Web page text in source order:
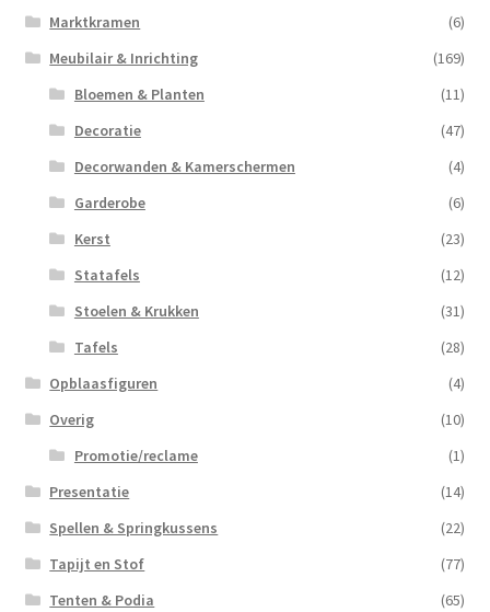
Marktkramen
(6)
Meubilair & Inrichting
(169)
Bloemen & Planten
(11)
Decoratie
(47)
Decorwanden & Kamerschermen
(4)
Garderobe
(6)
Kerst
(23)
Statafels
(12)
Stoelen & Krukken
(31)
Tafels
(28)
Opblaasfiguren
(4)
Overig
(10)
Promotie/reclame
(1)
Presentatie
(14)
Spellen & Springkussens
(22)
Tapijt en Stof
(77)
Tenten & Podia
(65)